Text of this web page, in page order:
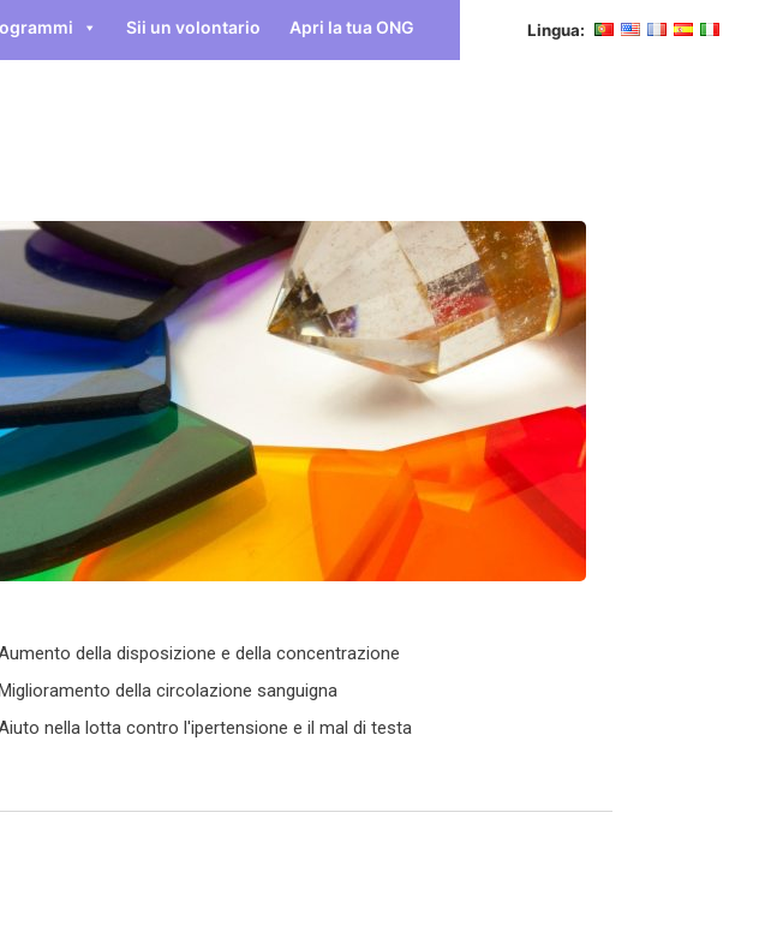
Sii un volontario Apri la tua ONG Lingua:
della disposizione e della concentrazione
della circolazione sanguigna
nella lotta contro l'ipertensione e il mal di testa